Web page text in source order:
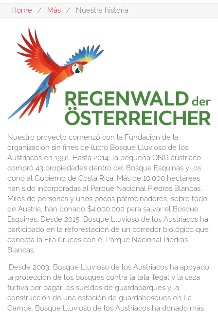
Home Más Nuestra historia
Nuestro proyecto comenzó con la Fundación de la
organización sin fines de lucro Bosque Lluvioso de los
Austriacos en 1991. Hasta 2014, la pequeña ONG austríaco
compró 43 propiedades dentro del Bosque Esquinas y los
donó al Gobierno de Costa Rica. Más de 10.000 hectáreas
han sido incorporadas al Parque Nacional Piedras Blancas.
Miles de personas y unos pocos patrocinadores, sobre todo
de Austria, han donado $4.000.000 para salvar el Bosque
Esquinas. Desde 2015, Bosque Lluvioso de los Austriacos ha
participado en la reforestación de un corredor biológico que
conecta la Fila Cruces con el Parque Nacional Piedras
Blancas.
Desde 2003, Bosque Lluvioso de los Austriacos ha apoyado
la protección de los bosques contra la tala ilegal y la caza
furtiva por pagar los sueldos de guardaparques y la
construcción de una estación de guardabosques en La
Gamba. Bosque Lluvioso de los Austriacos ha donado más